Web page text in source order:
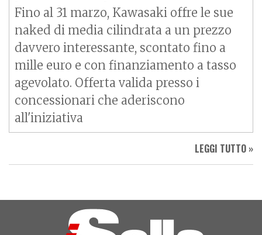
Fino al 31 marzo, Kawasaki offre le sue
naked di media cilindrata a un prezzo
davvero interessante, scontato fino a
mille euro e con finanziamento a tasso
agevolato. Offerta valida presso i
concessionari che aderiscono
all'iniziativa
LEGGI TUTTO »